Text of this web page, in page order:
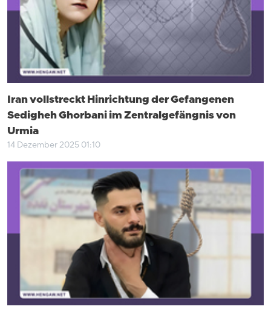
Iran vollstreckt Hinrichtung der Gefangenen
Sedigheh Ghorbani im Zentralgefängnis von
Urmia
14 Dezember 2025 01:10